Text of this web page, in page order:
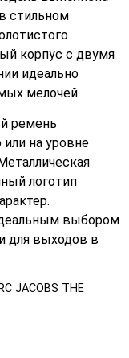
стильном
корпус с двумя
идеально
мелочей.
ремень
или на уровне
логотип
выбором
для выходов в
JACOBS THE